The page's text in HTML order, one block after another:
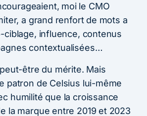
moi le CMO
a grand renfort de mots a
ciblage, influence, contenus
contextualisées…
être du mérite. Mais
patron de Celsius lui-même
humilité que la croissance
la marque entre 2019 et 2023